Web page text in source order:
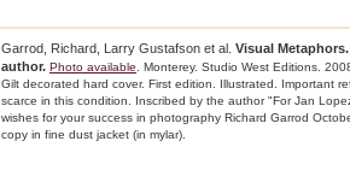
Garrod, Richard, Larry Gustafson et al. Visual
author. Photo available . Monterey. Studio West Editions.
Gilt decorated hard cover. First edition. Illustrated. Important
scarce in this condition. Inscribed by the author "For Jan
wishes for your success in photography Richard Garrod
copy in fine dust jacket (in mylar).